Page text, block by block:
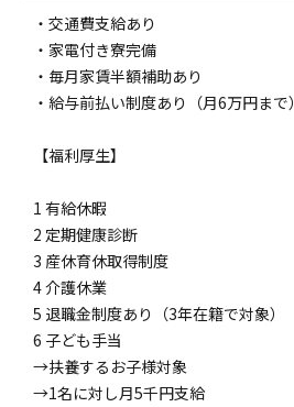
・交通費支給あり
・家電付き寮完備
・毎月家賃半額補助あり
・給与前払い制度あり（月6万円まで）
【福利厚生】
1 有給休暇
2 定期健康診断
3 産休育休取得制度
4 介護休業
5 退職金制度あり（3年在籍で対象）
6 子ども手当
→扶養するお子様対象
→1名に対し月5千円支給